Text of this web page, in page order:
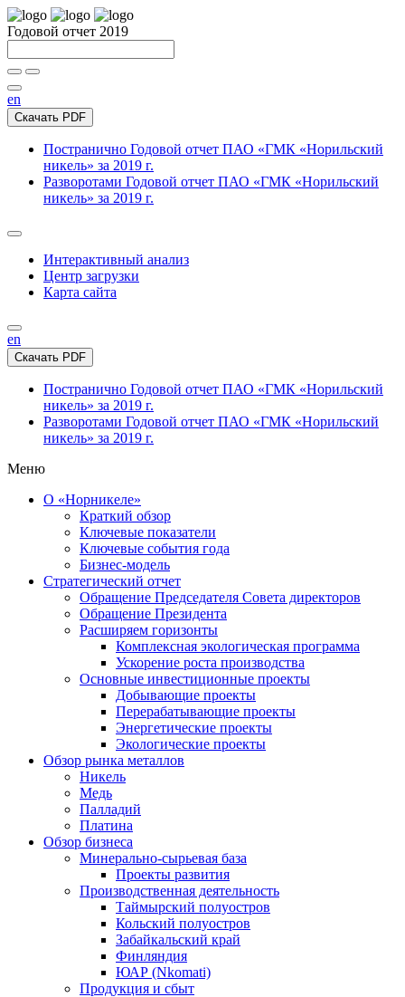
Годовой отчет 2019
en
Скачать PDF
Постранично Годовой отчет ПАО «ГМК «Норильский
никель» за 2019 г.
Разворотами Годовой отчет ПАО «ГМК «Норильский
никель» за 2019 г.
Интерактивный анализ
Центр загрузки
Карта сайта
en
Скачать PDF
Постранично Годовой отчет ПАО «ГМК «Норильский
никель» за 2019 г.
Разворотами Годовой отчет ПАО «ГМК «Норильский
никель» за 2019 г.
Меню
О «Норникеле»
Краткий обзор
Ключевые показатели
Ключевые события года
Бизнес-модель
Стратегический отчет
Обращение Председателя Совета директоров
Обращение Президента
Расширяем горизонты
Комплексная экологическая программа
Ускорение роста производства
Основные инвестиционные проекты
Добывающие проекты
Перерабатывающие проекты
Энергетические проекты
Экологические проекты
Обзор рынка металлов
Никель
Медь
Палладий
Платина
Обзор бизнеса
Минерально-сырьевая база
Проекты развития
Производственная деятельность
Таймырский полуостров
Кольский полуостров
Забайкальский край
Финляндия
ЮАР (Nkomati)
Продукция и сбыт